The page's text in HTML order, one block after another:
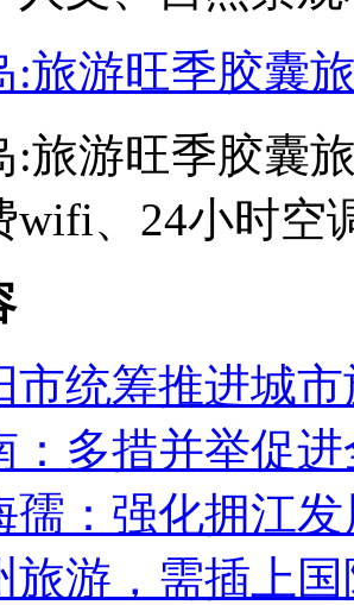
:旅游旺季胶囊
:旅游旺季胶囊
wifi、24小时空
市统筹推进城
：多措并举促
孺：强化拥江
旅游，需插上